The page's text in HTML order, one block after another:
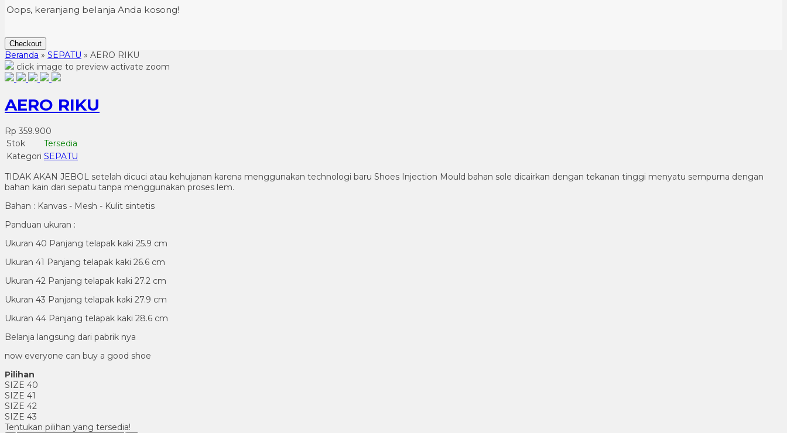
Oops, keranjang belanja Anda kosong!
Checkout
Beranda » SEPATU » AERO RIKU
click image to preview activate zoom
AERO RIKU
Rp 359.900
Stok
Tersedia
Kategori SEPATU
TIDAK AKAN JEBOL setelah dicuci atau kehujanan karena menggunakan technologi baru Shoes Injection Mould bahan sole dicairkan dengan tekanan tinggi menyatu sempurna dengan
bahan kain dari sepatu tanpa menggunakan proses lem.
Bahan : Kanvas - Mesh - Kulit sintetis
Panduan ukuran :
Ukuran 40 Panjang telapak kaki 25.9 cm
Ukuran 41 Panjang telapak kaki 26.6 cm
Ukuran 42 Panjang telapak kaki 27.2 cm
Ukuran 43 Panjang telapak kaki 27.9 cm
Ukuran 44 Panjang telapak kaki 28.6 cm
Belanja langsung dari pabrik nya
now everyone can buy a good shoe
Pilihan
SIZE 40
SIZE 41
SIZE 42
SIZE 43
Tentukan pilihan yang tersedia!